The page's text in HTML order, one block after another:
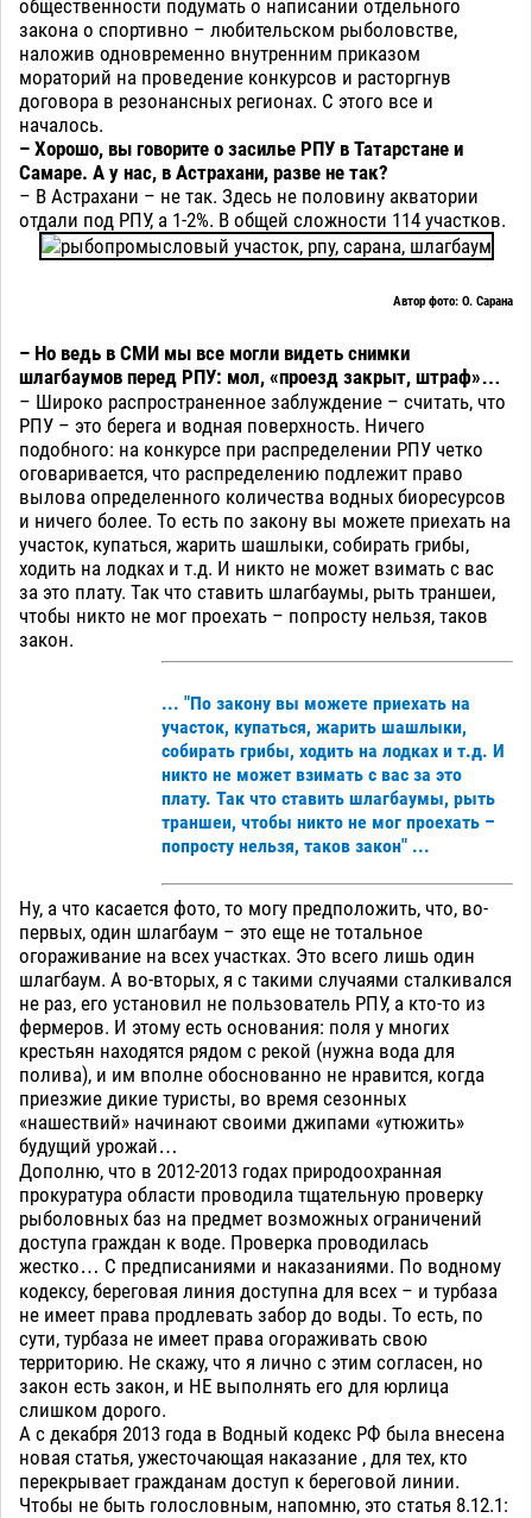
общественности подумать о написании отдельного
закона о спортивно – любительском рыболовстве,
наложив одновременно внутренним приказом
мораторий на проведение конкурсов и расторгнув
договора в резонансных регионах. С этого все и
началось.
– Хорошо, вы говорите о засилье РПУ в Татарстане и
Самаре. А у нас, в Астрахани, разве не так?
– В Астрахани – не так. Здесь не половину акватории
отдали под РПУ, а 1-2%. В общей сложности 114 участков.
Автор фото: О. Сарана
– Но ведь в СМИ мы все могли видеть снимки
шлагбаумов перед РПУ: мол, «проезд закрыт, штраф»…
– Широко распространенное заблуждение – считать, что
РПУ – это берега и водная поверхность. Ничего
подобного: на конкурсе при распределении РПУ четко
оговаривается, что распределению подлежит право
вылова определенного количества водных биоресурсов
и ничего более. То есть по закону вы можете приехать на
участок, купаться, жарить шашлыки, собирать грибы,
ходить на лодках и т.д. И никто не может взимать с вас
за это плату. Так что ставить шлагбаумы, рыть траншеи,
чтобы никто не мог проехать – попросту нельзя, таков
закон.
... "По закону вы можете приехать на
участок, купаться, жарить шашлыки,
собирать грибы, ходить на лодках и т.д. И
никто не может взимать с вас за это
плату. Так что ставить шлагбаумы, рыть
траншеи, чтобы никто не мог проехать –
попросту нельзя, таков закон" ...
Ну, а что касается фото, то могу предположить, что, во-
первых, один шлагбаум – это еще не тотальное
огораживание на всех участках. Это всего лишь один
шлагбаум. А во-вторых, я с такими случаями сталкивался
не раз, его установил не пользователь РПУ, а кто-то из
фермеров. И этому есть основания: поля у многих
крестьян находятся рядом с рекой (нужна вода для
полива), и им вполне обоснованно не нравится, когда
приезжие дикие туристы, во время сезонных
«нашествий» начинают своими джипами «утюжить»
будущий урожай…
Дополню, что в 2012-2013 годах природоохранная
прокуратура области проводила тщательную проверку
рыболовных баз на предмет возможных ограничений
доступа граждан к воде. Проверка проводилась
жестко… С предписаниями и наказаниями. По водному
кодексу, береговая линия доступна для всех – и турбаза
не имеет права продлевать забор до воды. То есть, по
сути, турбаза не имеет права огораживать свою
территорию. Не скажу, что я лично с этим согласен, но
закон есть закон, и НЕ выполнять его для юрлица
слишком дорого.
А с декабря 2013 года в Водный кодекс РФ была внесена
новая статья, ужесточающая наказание , для тех, кто
перекрывает гражданам доступ к береговой линии.
Чтобы не быть голословным, напомню, это статья 8.12.1: